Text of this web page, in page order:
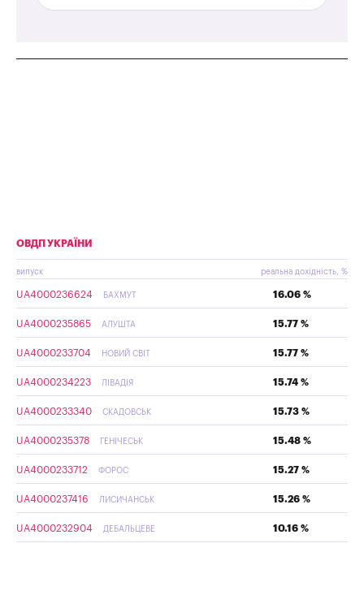
ОВДП УКРАЇНИ
випуск реальна дохідність, %
UA4000236624 БАХМУТ 16.06 %
UA4000235865 АЛУШТА 15.77 %
UA4000233704 НОВИЙ СВІТ 15.77 %
UA4000234223 ЛІВАДІЯ 15.74 %
UA4000233340 СКАДОВСЬК 15.73 %
UA4000235378 ГЕНІЧЕСЬК 15.48 %
UA4000233712 ФОРОС 15.27 %
UA4000237416 ЛИСИЧАНСЬК 15.26 %
UA4000232904 ДЕБАЛЬЦЕВЕ 10.16 %